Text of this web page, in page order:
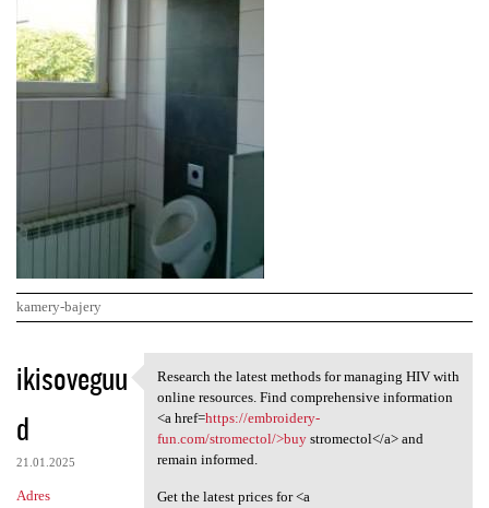
kamery-bajery
K
o
m
e
n
ikisoveguu
d
21.01.2025
Adres
Research the latest methods
Research the latest methods for managing HIV with
online resources. Find comprehensive information
<a href=https://embroidery-
fun.com/stromectol/>buystromectol</a> and
remain informed.
Get the latest prices for <a